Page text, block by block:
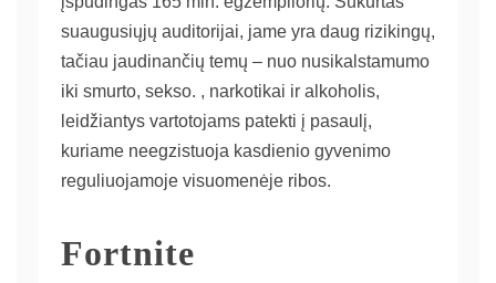
suaugusiųjų auditorijai, jame yra daug rizikingų,
tačiau jaudinančių temų – nuo ​​nusikalstamumo
iki smurto, sekso. , narkotikai ir alkoholis,
leidžiantys vartotojams patekti į pasaulį,
kuriame neegzistuoja kasdienio gyvenimo
reguliuojamoje visuomenėje ribos.
Fortnite